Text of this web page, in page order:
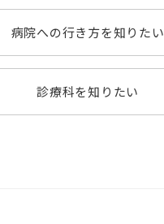
病院への行き方を知りたい
診療科を知りたい